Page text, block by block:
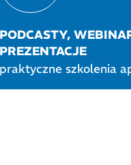
PODCASTY,
PREZENTACJE
praktyczne szkolenia